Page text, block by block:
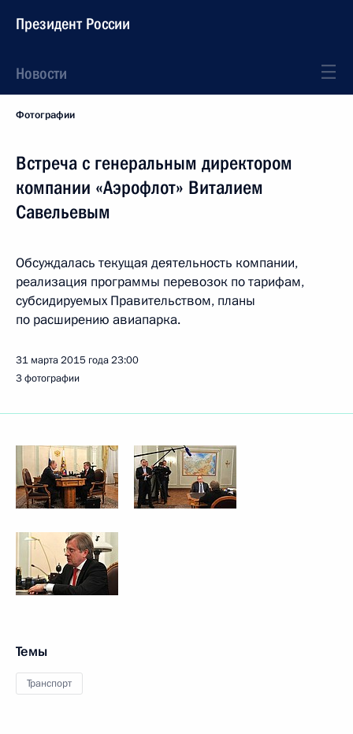
Президент России
Новости
Фотографии
Встреча с генеральным директором
компании «Аэрофлот» Виталием
Савельевым
Обсуждалась текущая деятельность компании,
реализация программы перевозок по тарифам,
субсидируемых Правительством, планы
по расширению авиапарка.
31 марта 2015 года23:00
3 фотографии
Темы
Транспорт